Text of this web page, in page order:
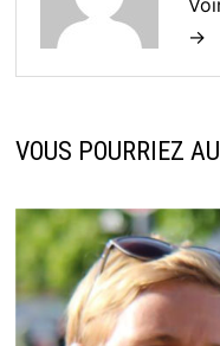
→
VOUS POURRIEZ